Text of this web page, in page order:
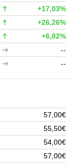
+17,03%
+26,26%
+6,82%
--
--
57,00€
55,50€
54,00€
57,00€